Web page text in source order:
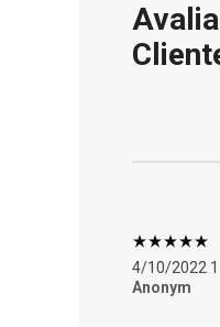
4/10/2022
Anonym